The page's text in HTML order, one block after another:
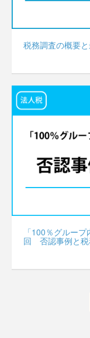
税務調査の概要
「100％グルー
回 否認事例と税